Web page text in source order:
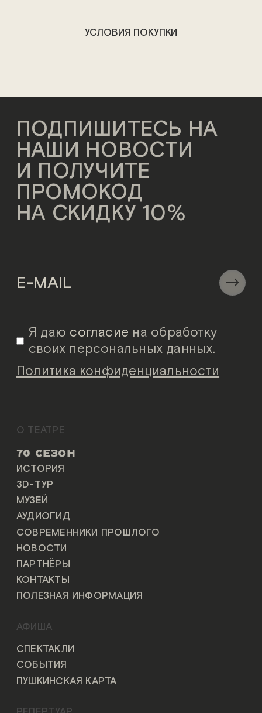
УСЛОВИЯ ПОКУПКИ
ПОДПИШИТЕСЬ НА
НАШИ НОВОСТИ
И ПОЛУЧИТЕ
ПРОМОКОД
НА СКИДКУ 10%
Я даю согласие на обработку
своих персональных данных.
Политика конфиденциальности
О ТЕАТРЕ
70 СЕЗОН
ИСТОРИЯ
3D-ТУР
МУЗЕЙ
АУДИОГИД
СОВРЕМЕННИКИ ПРОШЛОГО
НОВОСТИ
ПАРТНЁРЫ
КОНТАКТЫ
ПОЛЕЗНАЯ ИНФОРМАЦИЯ
АФИША
СПЕКТАКЛИ
СОБЫТИЯ
ПУШКИНСКАЯ КАРТА